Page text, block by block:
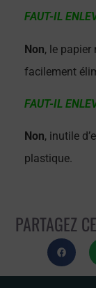
FAUT-IL
Non, le papier
facilement
FAUT-IL
Non, inutile
plastique.
PARTAGEZ